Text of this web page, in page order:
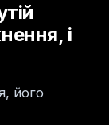
і
його